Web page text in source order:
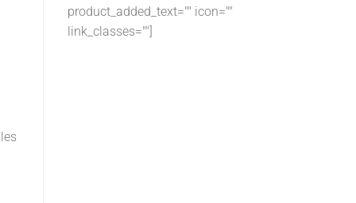
product_added_text="" icon=""
link_classes=""]